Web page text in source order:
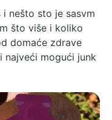
nešto sto je sasvm
što više i koliko
domaće zdrave
najveći mogući junk